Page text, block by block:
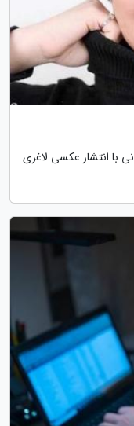
با انتشار عکسی لاغری